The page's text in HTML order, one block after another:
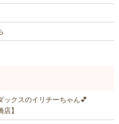
ックスのイリチーちゃん💕
】